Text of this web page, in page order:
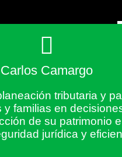
Carlos Camargo
tributaria y
familias en
de su patrimonio
jurídica y